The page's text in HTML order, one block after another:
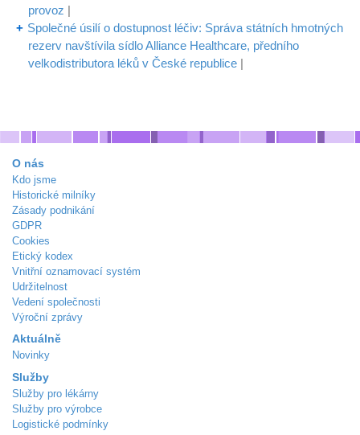
provoz |
Společné úsilí o dostupnost léčiv: Správa státních hmotných
rezerv navštívila sídlo Alliance Healthcare, předního
velkodistributora léků v České republice |
O nás
Kdo jsme
Historické milníky
Zásady podnikání
GDPR
Cookies
Etický kodex
Vnitřní oznamovací systém
Udržitelnost
Vedení společnosti
Výroční zprávy
Aktuálně
Novinky
Služby
Služby pro lékárny
Služby pro výrobce
Logistické podmínky